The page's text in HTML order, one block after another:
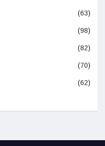
(63)
(98)
(82)
(70)
(62)